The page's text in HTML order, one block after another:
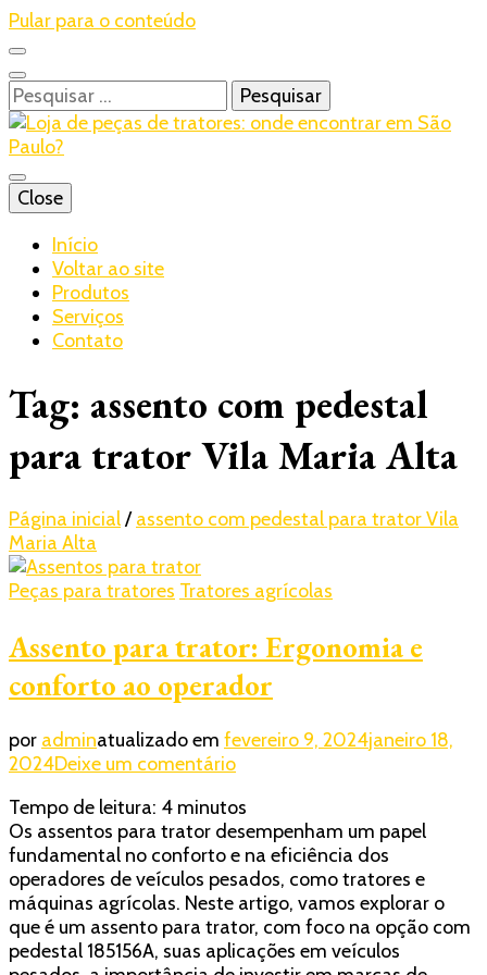
Pular para o conteúdo
Pesquisar
por:
Realtrac
Blog – Realtrac
Close
Início
Voltar ao site
Produtos
Serviços
Contato
Tag: assento com pedestal
para trator Vila Maria Alta
Página inicial/ assento com pedestal para trator Vila
Maria Alta
Peças para tratores Tratores agrícolas
Assento para trator: Ergonomia e
conforto ao operador
por adminatualizado em fevereiro 9, 2024janeiro 18,
2024Deixe um comentárioem
para
trator:
Ergonomia
e
conforto
ao
operador
Tempo de leitura: 4 minutos
Os assentos para trator desempenham um papel
fundamental no conforto e na eficiência dos
operadores de veículos pesados, como tratores e
máquinas agrícolas. Neste artigo, vamos explorar o
que é um assento para trator, com foco na opção com
pedestal 185156A, suas aplicações em veículos